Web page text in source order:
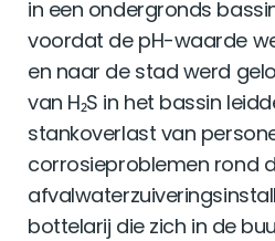
in een ondergronds
voordat de pH-waarde
en naar de stad werd
van H₂S in het bassin
stankoverlast van
corrosieproblemen rond
bottelarij die zich in de